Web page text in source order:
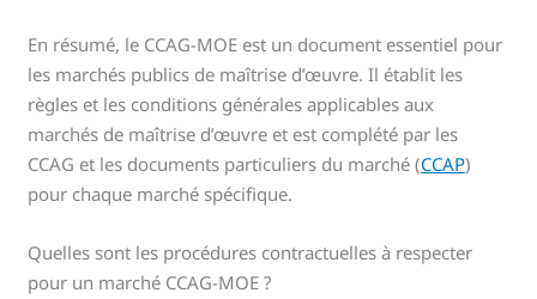
En résumé, le CCAG-MOE est un document essentiel pour
les marchés publics de maîtrise d’œuvre. Il établit les
règles et les conditions générales applicables aux
marchés de maîtrise d’œuvre et est complété par les
CCAG et les documents particuliers du marché (CCAP)
pour chaque marché spécifique.
Quelles sont les procédures contractuelles à respecter
pour un marché CCAG-MOE ?